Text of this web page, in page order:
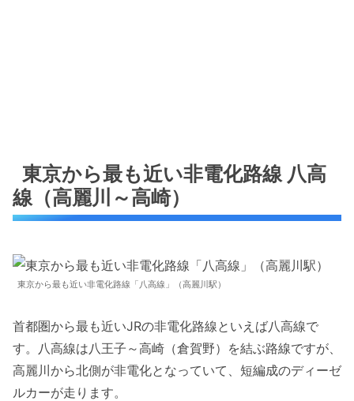
東京から最も近い非電化路線 八高
線（高麗川～高崎）
東京から最も近い非電化路線「八高線」（高麗川駅）
首都圏から最も近いJRの非電化路線といえば八高線で
す。八高線は八王子～高崎（倉賀野）を結ぶ路線ですが、
高麗川から北側が非電化となっていて、短編成のディーゼ
ルカーが走ります。